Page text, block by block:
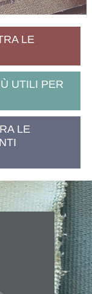
LE
UTILI PER
LE